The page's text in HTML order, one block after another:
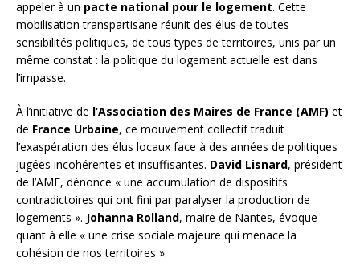
appeler à un pacte national pour le logement. Cette
mobilisation transpartisane réunit des élus de toutes
sensibilités politiques, de tous types de territoires, unis par un
même constat : la politique du logement actuelle est dans
l’impasse.
À l’initiative de l’Association des Maires de France (AMF) et
de France Urbaine, ce mouvement collectif traduit
l’exaspération des élus locaux face à des années de politiques
jugées incohérentes et insuffisantes. David Lisnard, président
de l’AMF, dénonce « une accumulation de dispositifs
contradictoires qui ont fini par paralyser la production de
logements ». Johanna Rolland, maire de Nantes, évoque
quant à elle « une crise sociale majeure qui menace la
cohésion de nos territoires ».